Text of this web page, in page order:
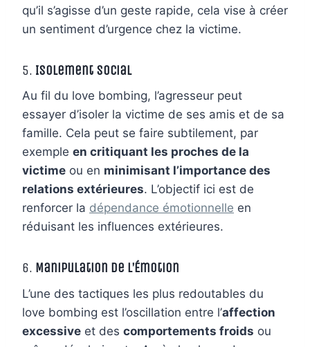
qu’il s’agisse d’un geste rapide, cela vise à créer
un sentiment d’urgence chez la victime.
5. Isolement Social
Au fil du love bombing, l’agresseur peut
essayer d’isoler la victime de ses amis et de sa
famille. Cela peut se faire subtilement, par
exemple en critiquant les proches de la
victime ou en minimisant l’importance des
relations extérieures. L’objectif ici est de
renforcer la dépendance émotionnelle en
réduisant les influences extérieures.
6. Manipulation de l’Émotion
L’une des tactiques les plus redoutables du
love bombing est l’oscillation entre l’affection
excessive et des comportements froids ou